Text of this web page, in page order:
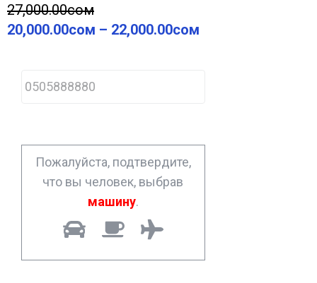
27,000.00сом
20,000.00сом – 22,000.00сом
h
o
*
Пожалуйста, подтвердите,
что вы человек, выбрав
машину.